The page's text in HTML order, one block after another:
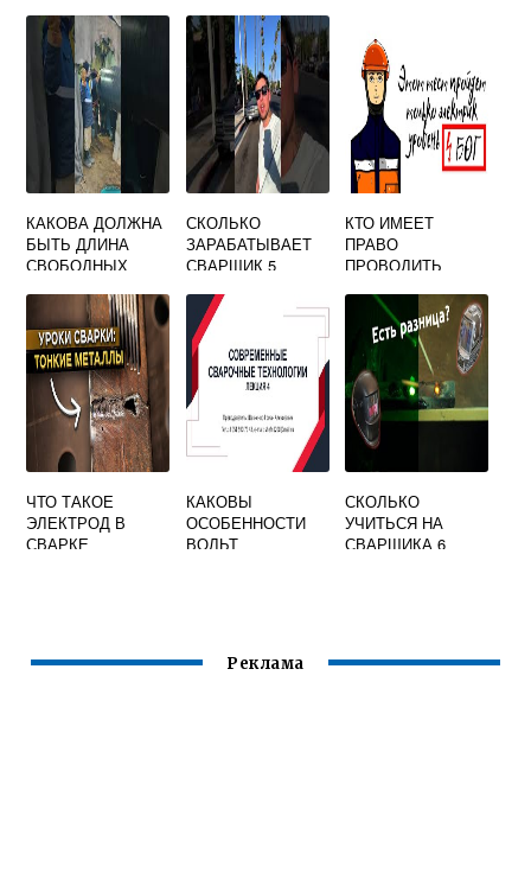
ВЫПОЛНЯЮЩИМ
СВАРКУ
МЕТАЛЛОКОНСТР
УКЦИЙ КРАНА
И ЗАЧИСТКЕ
ЭЛЕКТРОДОВ НА
МАШИНЕ
КОНТАКТНОЙ
СВАРКИ
ЫЙ ПРИ СВАРКЕ
КАКОВА ДОЛЖНА
БЫТЬ ДЛИНА
СВОБОДНЫХ
ПРЕДНАЗНАЧЕНН
ЫХ ПОД СВАРКУ
СКОЛЬКО
ЗАРАБАТЫВАЕТ
СВАРЩИК 5
РОССИИ
КТО ИМЕЕТ
ПРАВО
ПРОВОДИТЬ
НЫЕ РАБОТЫ
ОТВЕТ НА ТЕСТ
ЧТО ТАКОЕ
ЭЛЕКТРОД В
СВАРКЕ
КАКОВЫ
ОСОБЕННОСТИ
ВОЛЬТ
СКОЛЬКО
УЧИТЬСЯ НА
СВАРЩИКА 6
Реклама